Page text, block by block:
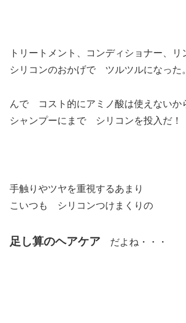
トリートメント、コンディショナー、リ
シリコンのおかげで ツルツルになった。
んで コスト的にアミノ酸は使えないか
シャンプーにまで シリコンを投入だ！
手触りやツヤを重視するあまり
こいつも シリコンつけまくりの
足し算のヘアケア だよね・・・